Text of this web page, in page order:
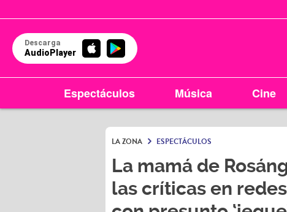
Descarga
AudioPlayer
Espectáculos Música Cine
LA ZONA ESPECTÁCULOS
La mamá de
las críticas en